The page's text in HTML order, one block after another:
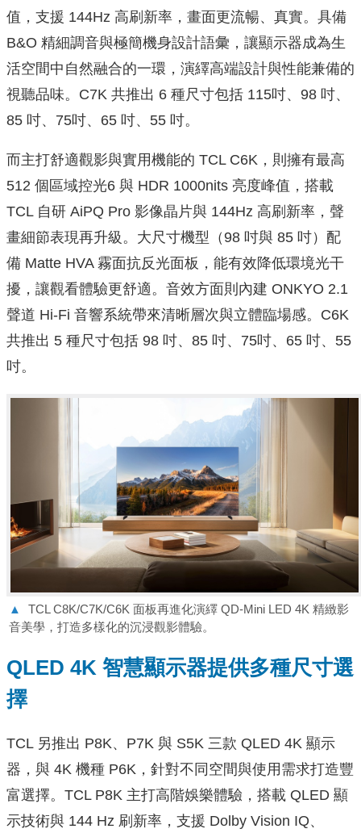
值，支援 144Hz 高刷新率，畫面更流暢、真實。具備
B&O 精細調音與極簡機身設計語彙，讓顯示器成為生
活空間中自然融合的一環，演繹高端設計與性能兼備的
視聽品味。C7K 共推出 6 種尺寸包括 115吋、98 吋、
85 吋、75吋、65 吋、55 吋。
而主打舒適觀影與實用機能的 TCL C6K，則擁有最高
512 個區域控光6 與 HDR 1000nits 亮度峰值，搭載
TCL 自研 AiPQ Pro 影像晶片與 144Hz 高刷新率，聲
畫細節表現再升級。大尺寸機型（98 吋與 85 吋）配
備 Matte HVA 霧面抗反光面板，能有效降低環境光干
擾，讓觀看體驗更舒適。音效方面則內建 ONKYO 2.1
聲道 Hi-Fi 音響系統帶來清晰層次與立體臨場感。C6K
共推出 5 種尺寸包括 98 吋、85 吋、75吋、65 吋、55
吋。
▲
TCL C8K/C7K/C6K 面板再進化演繹 QD-Mini LED 4K 精緻影
音美學，打造多樣化的沉浸觀影體驗。
QLED 4K 智慧顯示器提供多種尺寸選
擇
TCL 另推出 P8K、P7K 與 S5K 三款 QLED 4K 顯示
器，與 4K 機種 P6K，針對不同空間與使用需求打造豐
富選擇。TCL P8K 主打高階娛樂體驗，搭載 QLED 顯
示技術與 144 Hz 刷新率，支援 Dolby Vision IQ、